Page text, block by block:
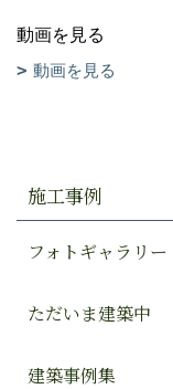
動画を見る
動画を見る
施工事例
フォトギャラリー
ただいま建築中
建築事例集